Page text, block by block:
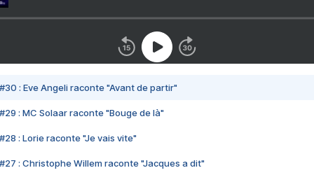
#30 : Eve Angeli raconte "Avant de partir"
#29 : MC Solaar raconte "Bouge de là"
#28 : Lorie raconte "Je vais vite"
#27 : Christophe Willem raconte "Jacques a dit"